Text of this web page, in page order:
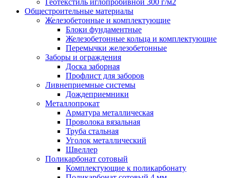
Общестроительные материалы
Железобетонные и комплектующие
Блоки фундаментные
Железобетонные кольца и комплектующие
Перемычки железобетонные
Заборы и ограждения
Доска заборная
Профлист для заборов
Ливнеприемные системы
Дождеприемники
Металлопрокат
Арматура металлическая
Проволока вязальная
Труба стальная
Уголок металлический
Швеллер
Поликарбонат сотовый
Комплектующие к поликарбонату